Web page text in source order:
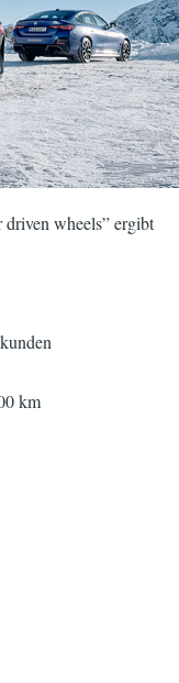
wheels” ergibt
km